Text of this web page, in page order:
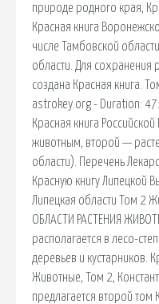
природе родного края,
Красная книга
числе Тамбовской
области. Для сохранения
создана Красная книга.
astrokey.org - Duration:
Красная книга
животным, второй —
области). Перечень
Красную книгу Липецкой
Липецкая области Том 2
ОБЛАСТИ РАСТЕНИЯ
располагается в лесо-
деревьев и кустарников.
Животные, Том 2,
предлагается второй том